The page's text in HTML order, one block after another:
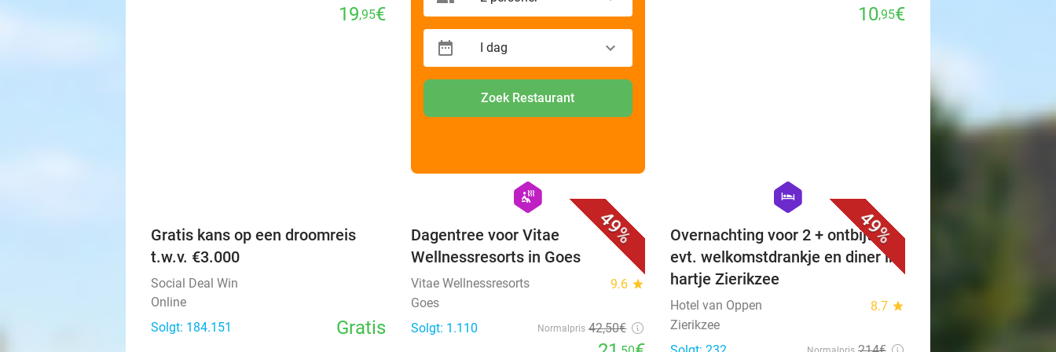
19 ,95€
I dag
Zoek Restaurant
10 ,95€
Gratis kans op een droomreis
t.w.v. €3.000
Social Deal Win
Online
Solgt: 184.151
Gratis
49%
favorite_border
hexagon
wellness
Dagentree voor Vitae
Wellnessresorts in Goes
Vitae Wellnessresorts 9.6 star
Goes
Solgt: 1.110
42 ,50 €
21 ,50€
49%
hexagon
hotel
Overnachting voor 2 + ontbijt +
evt. welkomstdrankje en diner in
hartje Zierikzee
Hotel van Oppen 8.7 star
Zierikzee
Solgt: 232
214€